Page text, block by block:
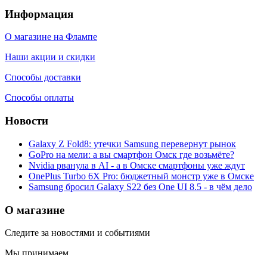
Информация
О магазине на Флампе
Наши акции и скидки
Способы доставки
Способы оплаты
Новости
Galaxy Z Fold8: утечки Samsung перевернут рынок
GoPro на мели: а вы смартфон Омск где возьмёте?
Nvidia рванула в AI - а в Омске смартфоны уже ждут
OnePlus Turbo 6X Pro: бюджетный монстр уже в Омске
Samsung бросил Galaxy S22 без One UI 8.5 - в чём дело
О магазине
Следите за новостями и событиями